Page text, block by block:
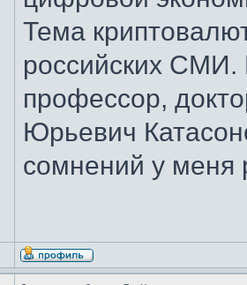
Тема
российских СМИ.
профессор,
Юрьевич
сомнений у меня